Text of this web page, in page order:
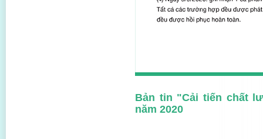
Bản tin "Cải tiến chất
năm 2020